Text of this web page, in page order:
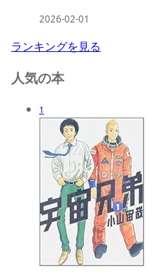
2026-02-01
ランキングを見る
人気の本
1